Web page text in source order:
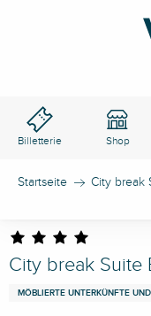
Billetterie Shop
Startseite City break
City break Suite
MÖBLIERTE UNTERKÜNFTE